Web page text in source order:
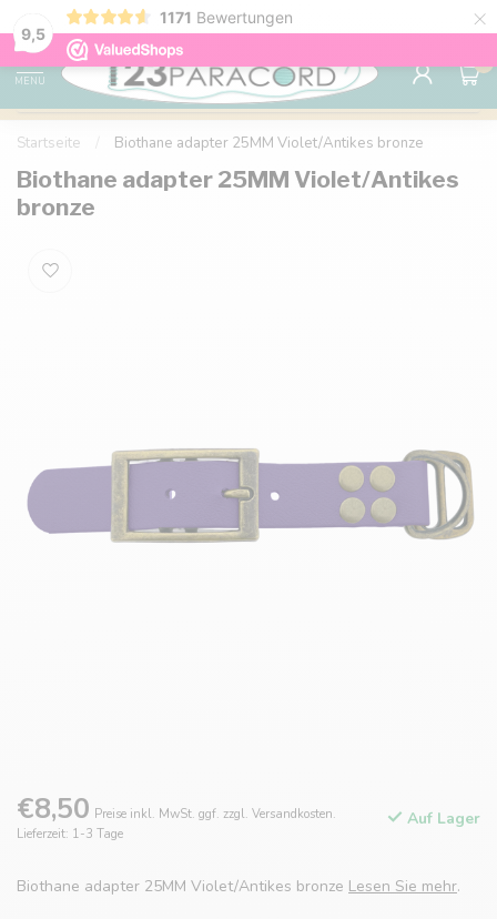
9,5
1171 Bewertungen ×
Kostenlose Lieferung nach Hause ab 150 €
MENU
0
Startseite Biothane adapter 25MM Violet/Antikes bronze
Biothane adapter 25MM Violet/Antikes
bronze
€8,50 Preise inkl. MwSt. ggf. zzgl. Versandkosten.
Lieferzeit: 1-3 Tage
Auf Lager
Biothane adapter 25MM Violet/Antikes bronze Lesen Sie mehr.